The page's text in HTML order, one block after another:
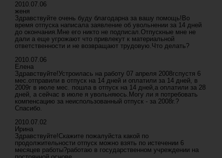
2010.07.06
женя
Здравствуйте очень буду благодарна за вашу помощь!Во
время отпуска написала заявление об увольнении за 14 дней
до окончания.Мне его никто не подписал.Отпускные мне не
дали а еще угрожают что привлекут к материальной
ответственности и не возвращают трудовую.Что делать?
2010.07.06
Елена
Здравствуйте!Устроилась на работу 07 апреля 2008гспустя 6
мес.отправили в отпуск на 14 дней и оплатили за 14 дней, в
2009г в июле мес. пошла в отпуск на 14 дней,а оплатили за 28
дней, а сейчас в июле я увольняюсь.Могу ли я потребовать
компенсацию за неиспользованный отпуск - за 2008г.?
Спасибо.
2010.07.02
Ирина
Здравствуйте!Скажите пожалуйста какой по
продолжительности отпуск можно взять по истечении 6
месяцев работы?работаю в государственном учреждении на